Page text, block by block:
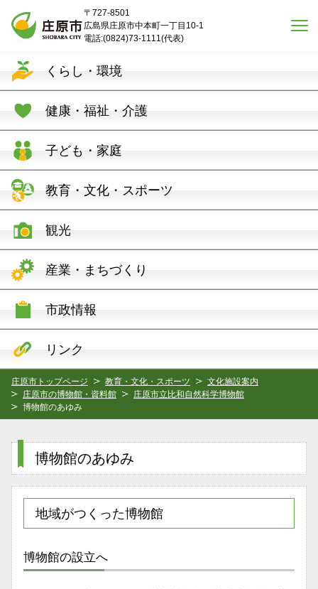
〒727-8501
広島県庄原市中本町一丁目10-1
電話:(0824)73-1111(代表)
くらし・環境
健康・福祉・介護
子ども・家庭
教育・文化・スポーツ
観光
産業・まちづくり
市政情報
リンク
庄原市トップページ 教育・文化・スポーツ
文化施設案内
庄原市の博物館・資料館
庄原市立比和自然科学博物館
博物館のあゆみ
博物館のあゆみ
地域がつくった博物館
博物館の設立へ